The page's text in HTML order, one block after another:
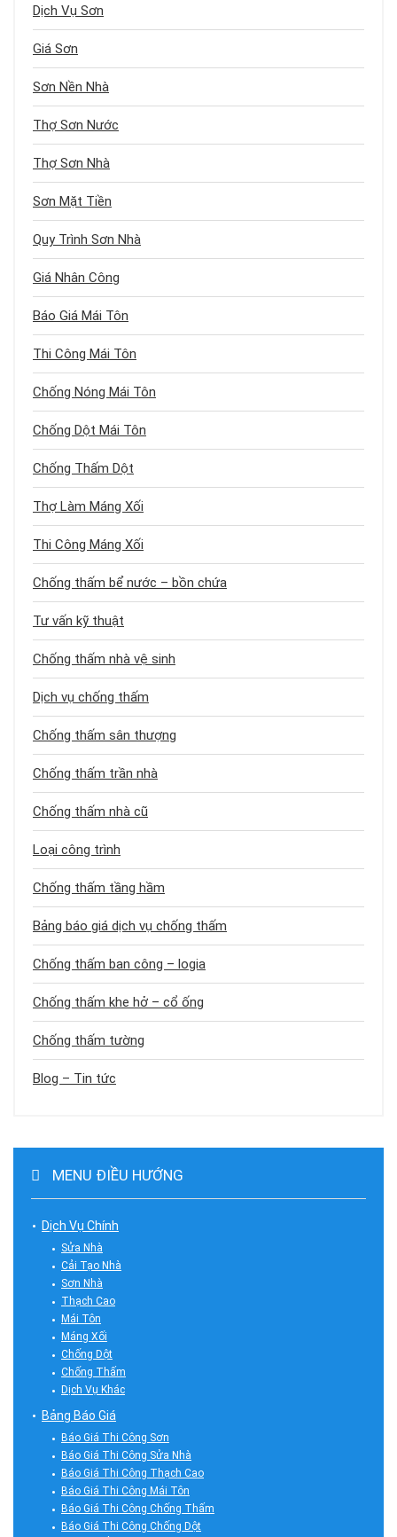
Dịch Vụ Sơn
Giá Sơn
Sơn Nền Nhà
Thợ Sơn Nước
Thợ Sơn Nhà
Sơn Mặt Tiền
Quy Trình Sơn Nhà
Giá Nhân Công
Báo Giá Mái Tôn
Thi Công Mái Tôn
Chống Nóng Mái Tôn
Chống Dột Mái Tôn
Chống Thấm Dột
Thợ Làm Máng Xối
Thi Công Máng Xối
Chống thấm bể nước – bồn chứa
Tư vấn kỹ thuật
Chống thấm nhà vệ sinh
Dịch vụ chống thấm
Chống thấm sân thượng
Chống thấm trần nhà
Chống thấm nhà cũ
Loại công trình
Chống thấm tầng hầm
Bảng báo giá dịch vụ chống thấm
Chống thấm ban công – logia
Chống thấm khe hở – cổ ống
Chống thấm tường
Blog – Tin tức
MENU ĐIỀU HƯỚNG
Dịch Vụ Chính
Sửa Nhà
Cải Tạo Nhà
Sơn Nhà
Thạch Cao
Mái Tôn
Máng Xối
Chống Dột
Chống Thấm
Dịch Vụ Khác
Bảng Báo Giá
Báo Giá Thi Công Sơn
Báo Giá Thi Công Sửa Nhà
Báo Giá Thi Công Thạch Cao
Báo Giá Thi Công Mái Tôn
Báo Giá Thi Công Chống Thấm
Báo Giá Thi Công Chống Dột